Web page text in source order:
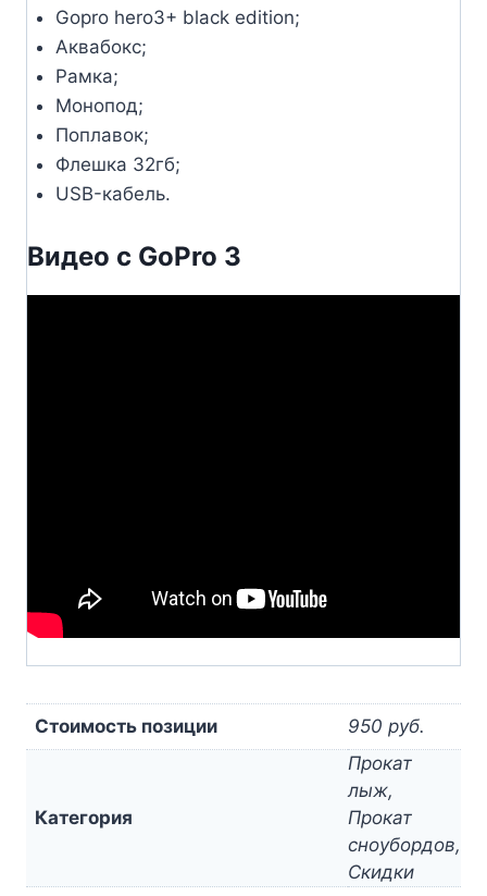
Gopro hero3+ black edition;
Аквабокс;
Рамка;
Монопод;
Поплавок;
Флешка 32гб;
USB-кабель.
Видео с GoPro 3
Стоимость позиции 950 руб.
Категория
Прокат
лыж,
Прокат
сноубордов,
Скидки